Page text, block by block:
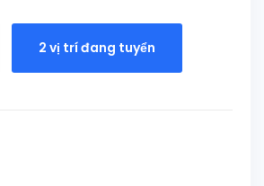
2 vị trí đang tuyển